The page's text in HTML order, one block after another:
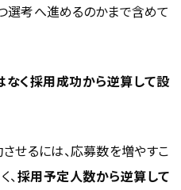
選考へ進めるのかまで含めて
く採用成功から逆算して設
せるには、応募数を増やすこ
、採用予定人数から逆算して